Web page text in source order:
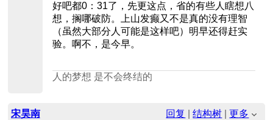
好吧都0：31了，先更这点，省的有些人瞎想八
想，搁哪破防。上山发癫又不是真的没有理智
（虽然大部分人可能是这样吧）明早还得赶实
验。啊不，是今早。
人的梦想 是不会终结的
宋昊南 回复 |结构树 |更多